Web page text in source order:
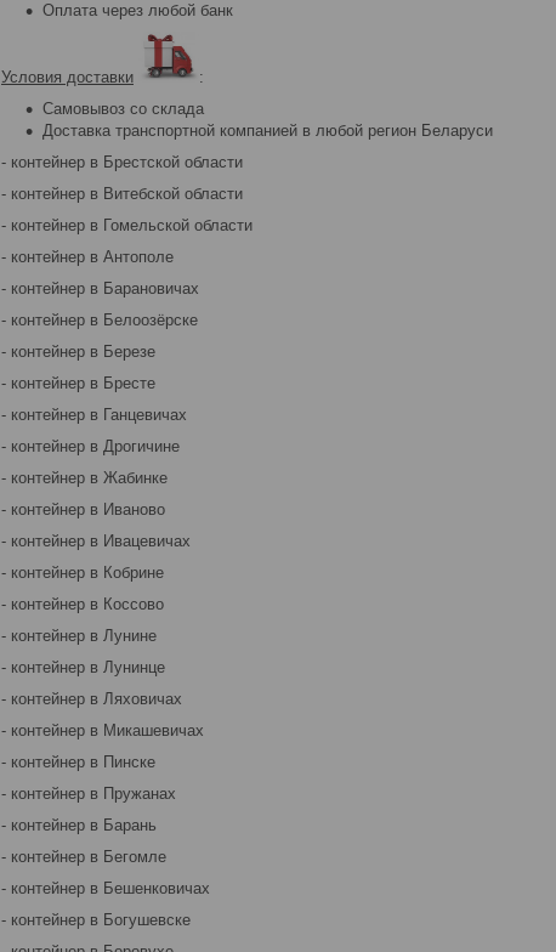
Оплата через любой банк
Условия доставки
:
Самовывоз со склада
Доставка транспортной компанией в любой регион Беларуси
- контейнер в Брестской области
- контейнер в Витебской области
- контейнер в Гомельской области
- контейнер в Антополе
- контейнер в Барановичах
- контейнер в Белоозёрске
- контейнер в Березе
- контейнер в Бресте
- контейнер в Ганцевичах
- контейнер в Дрогичине
- контейнер в Жабинке
- контейнер в Иваново
- контейнер в Ивацевичах
- контейнер в Кобрине
- контейнер в Коссово
- контейнер в Лунине
- контейнер в Лунинце
- контейнер в Ляховичах
- контейнер в Микашевичах
- контейнер в Пинске
- контейнер в Пружанах
- контейнер в Барань
- контейнер в Бегомле
- контейнер в Бешенковичах
- контейнер в Богушевске